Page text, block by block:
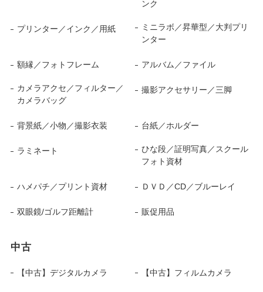
ンク
プリンター／インク／用紙
ミニラボ／昇華型／大判プリ
ンター
額縁／フォトフレーム アルバム／ファイル
カメラアクセ／フィルター／
カメラバッグ
撮影アクセサリー／三脚
背景紙／小物／撮影衣装 台紙／ホルダー
ラミネート
ひな段／証明写真／スクール
フォト資材
ハメパチ／プリント資材 ＤＶＤ／CD／ブルーレイ
双眼鏡/ゴルフ距離計 販促用品
中古
【中古】デジタルカメラ 【中古】フィルムカメラ